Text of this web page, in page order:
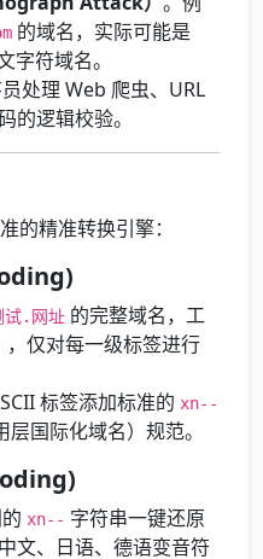
的域名，实际可能是
字符域名。
处理 Web 爬虫、URL
的逻辑校验。
的精准转换引擎：
试.网址 的完整域名，工
，仅对每一级标签进行
标签添加标准的 xn--
国际化域名）规范。
xn-- 字符串一键还原
文、日语、德语变音符